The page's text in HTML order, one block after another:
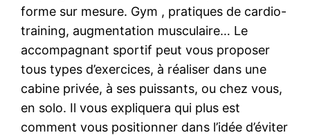
forme sur mesure. Gym , pratiques de cardio-
training, augmentation musculaire… Le
accompagnant sportif peut vous proposer
tous types d’exercices, à réaliser dans une
cabine privée, à ses puissants, ou chez vous,
en solo. Il vous expliquera qui plus est
comment vous positionner dans l’idée d’éviter